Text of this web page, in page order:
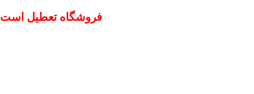
فروشگاه تعطیل است